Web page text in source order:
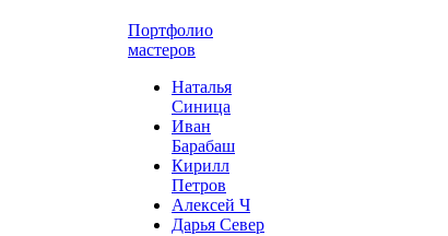
Портфолио
мастеров
Наталья
Синица
Иван
Барабаш
Кирилл
Петров
Алексей Ч
Дарья Север